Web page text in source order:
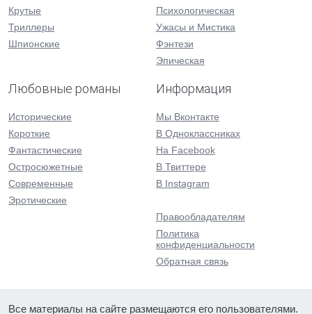
Крутые
Триллеры
Шпионские
Психологическая
Ужасы и Мистика
Фэнтези
Эпическая
Любовные романы
Исторические
Короткие
Фантастические
Остросюжетные
Современные
Эротические
Информация
Мы Вконтакте
В Одноклассниках
На Facebook
В Твиттере
В Instagram
Правообладателям
Политика
конфиденциальности
Обратная связь
Все материалы на сайте размещаются его пользователями.